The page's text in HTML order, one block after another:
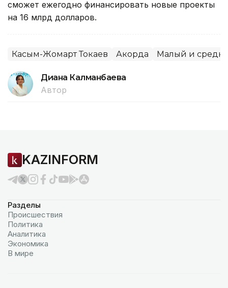
сможет ежегодно финансировать новые проекты
на 16 млрд долларов.
Касым-Жомарт Токаев Акорда Малый и
Диана Калманбаева
Автор
KAZINFORM
Разделы
Происшествия
Политика
Аналитика
Экономика
В мире